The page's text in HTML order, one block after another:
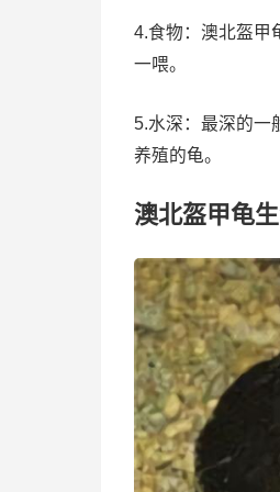
4.食物：澳北盔甲
一喂。
5.水深：最深的一
养殖的龟。
澳北盔甲龟